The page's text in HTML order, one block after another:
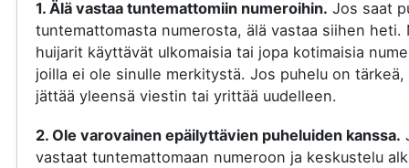
1. Älä vastaa tuntemattomiin numeroihin. Jos saat
tuntemattomasta numerosta, älä vastaa siihen heti.
huijarit käyttävät ulkomaisia tai jopa kotimaisia
joilla ei ole sinulle merkitystä. Jos puhelu on
jättää yleensä viestin tai yrittää uudelleen.
2. Ole varovainen epäilyttävien puheluiden kanssa.
vastaat tuntemattomaan numeroon ja keskustelu